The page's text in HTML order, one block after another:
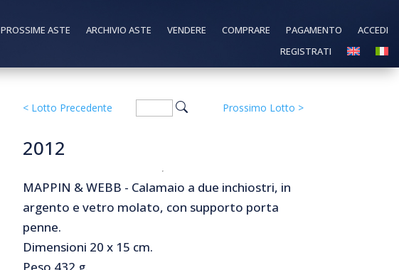
PROSSIME ASTE ARCHIVIO ASTE VENDERE COMPRARE PAGAMENTO
ACCEDI
REGISTRATI
< Lotto Precedente Prossimo Lotto >
2012
MAPPIN & WEBB - Calamaio a due inchiostri, in
argento e vetro molato, con supporto porta
penne.
Dimensioni 20 x 15 cm.